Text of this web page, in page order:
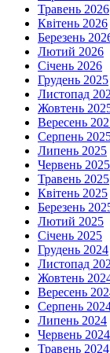
Травень 2026
Квітень 2026
Березень
Лютий 2026
Січень 2026
Грудень 2025
Листопад
Жовтень
Вересень
Серпень
Липень 2025
Червень 2025
Травень 2025
Квітень 2025
Березень
Лютий 2025
Січень 2025
Грудень 2024
Листопад
Жовтень
Вересень
Серпень
Липень 2024
Червень 2024
Травень 2024